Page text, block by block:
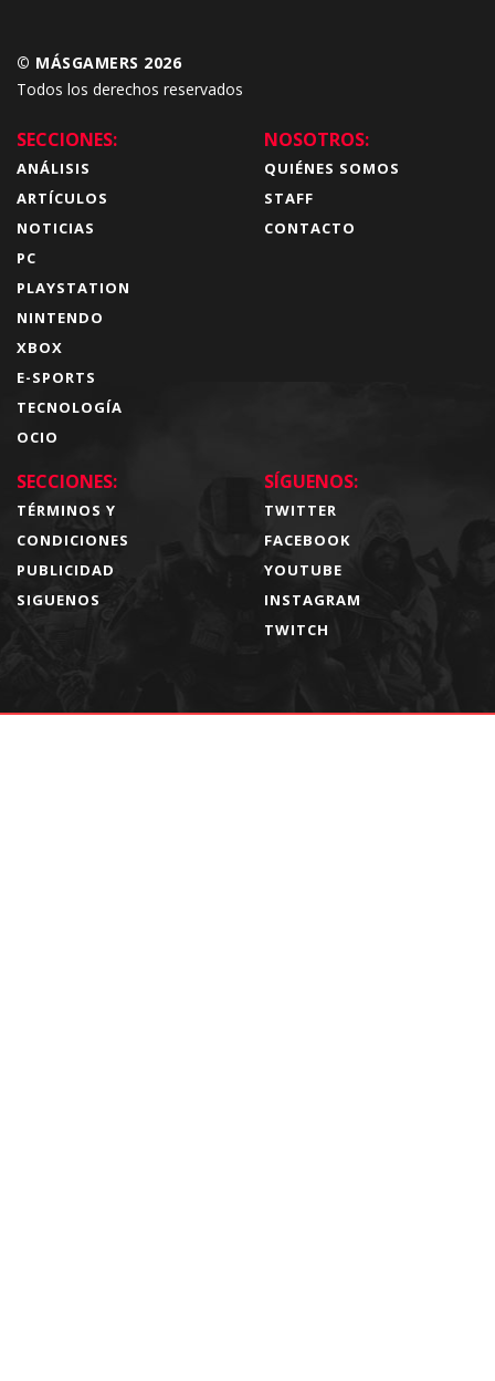
© MÁSGAMERS 2026
Todos los derechos reservados
SECCIONES:
ANÁLISIS
ARTÍCULOS
NOTICIAS
PC
PLAYSTATION
NINTENDO
XBOX
E-SPORTS
TECNOLOGÍA
OCIO
NOSOTROS:
QUIÉNES SOMOS
STAFF
CONTACTO
SECCIONES:
TÉRMINOS Y
CONDICIONES
PUBLICIDAD
SIGUENOS
SÍGUENOS:
TWITTER
FACEBOOK
YOUTUBE
INSTAGRAM
TWITCH